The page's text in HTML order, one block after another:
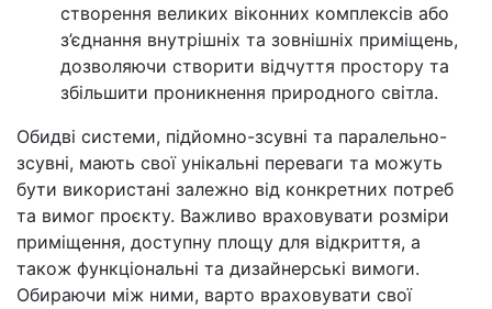
створення великих віконних комплексів або
з’єднання внутрішніх та зовнішніх приміщень,
дозволяючи створити відчуття простору та
збільшити проникнення природного світла.
Обидві системи, підйомно-зсувні та паралельно-
зсувні, мають свої унікальні переваги та можуть
бути використані залежно від конкретних потреб
та вимог проєкту. Важливо враховувати розміри
приміщення, доступну площу для відкриття, а
також функціональні та дизайнерські вимоги.
Обираючи між ними, варто враховувати свої